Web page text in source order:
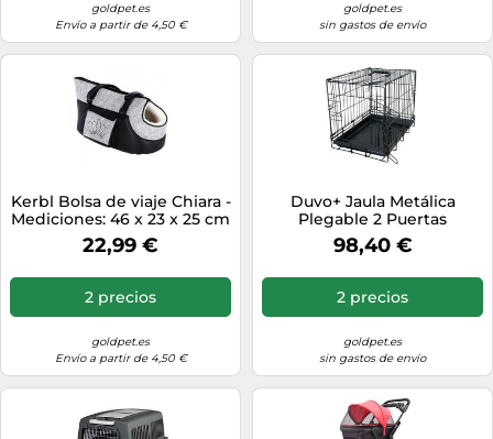
goldpet.es
Envío a partir de 4,50 €
goldpet.es
sin gastos de envío
Kerbl Bolsa de viaje Chiara -
Mediciones: 46 x 23 x 25 cm
22,99 €
2 precios
goldpet.es
Envío a partir de 4,50 €
Duvo+ Jaula Metálica
Plegable 2 Puertas
98,40 €
2 precios
goldpet.es
sin gastos de envío